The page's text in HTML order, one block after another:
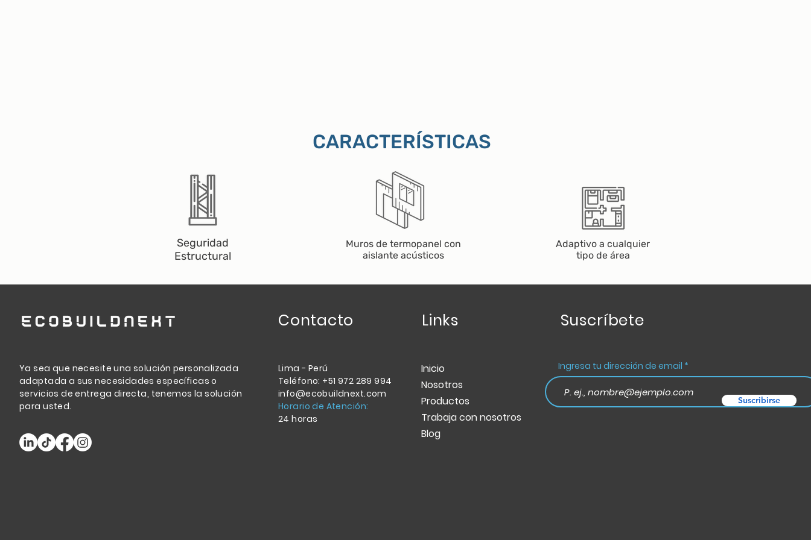
CARACTERÍSTICAS
Seguridad
Estructural
Muros de termopanel con
aislante acústicos
Adaptivo a cualquier
tipo de área
Ya sea que necesite una solución personalizada
adaptada a sus necesidades específicas o
servicios de entrega directa, tenemos la solución
para usted.
Contacto Links
Lima - Perú
Teléfono: +51 972 289 994
info@ecobuildnext.com
Horario de Atención:
24 horas
Inicio
Nosotros
Productos
Trabaja con nosotros
Blog
Suscríbete
Ingresa tu dirección de email
Suscribirse